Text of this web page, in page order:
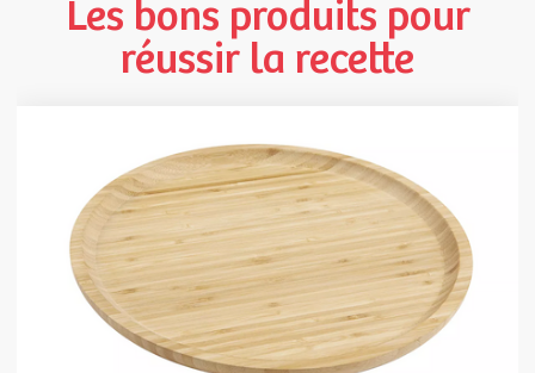
Les bons produits pour
réussir la recette